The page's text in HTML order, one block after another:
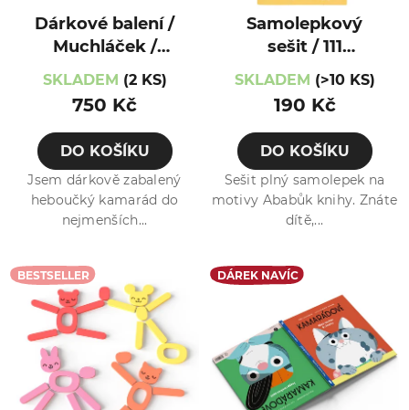
Dárkové balení /
Muchláček /
Medvídek
SKLADEM (2 KS)
750 Kč
DO KOŠÍKU
Jsem dárkově zabalený
heboučký kamarád do
nejmenších...
Samolepkový
sešit / 111
samolepek
SKLADEM (>10 KS)
190 Kč
DO KOŠÍKU
Sešit plný samolepek na
motivy Ababůk knihy. Znáte
dítě,...
BESTSELLER DÁREK NAVÍC